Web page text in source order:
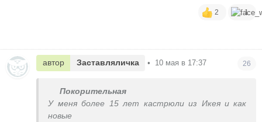
2 1
автор Заставляличка • 10 мая в 17:37 26
Покорительная
У меня более 15 лет кастрюли из Икея и как
новые